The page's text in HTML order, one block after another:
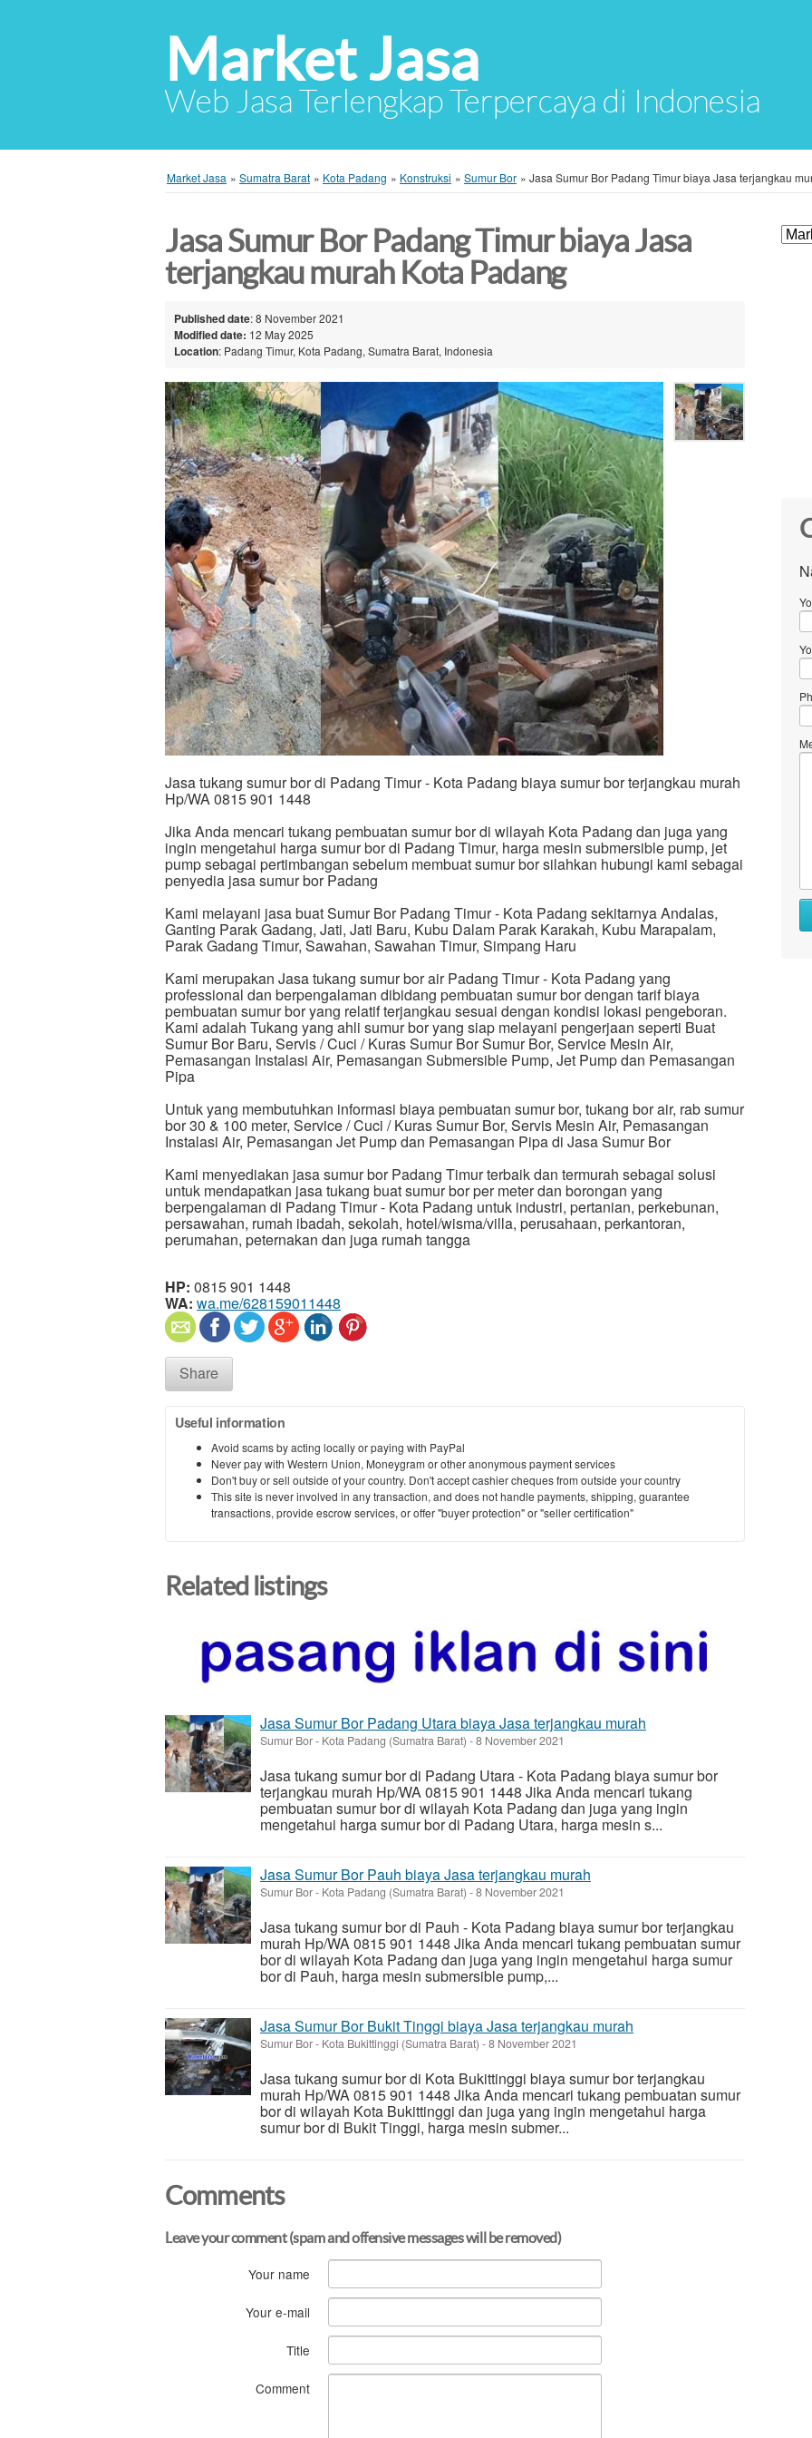
Market Jasa
Web Jasa Terlengkap Terpercaya di Indonesia
Market Jasa » Sumatra Barat » Kota Padang » Konstruksi » Sumur Bor » Jasa Sumur Bor Padang Timur biaya Jasa terjangkau
Jasa Sumur Bor Padang Timur biaya Jasa
terjangkau murah Kota Padang
Published date: 8 November 2021
Modified date: 12 May 2025
Location: Padang Timur, Kota Padang, Sumatra Barat, Indonesia
Jasa tukang sumur bor di Padang Timur - Kota Padang biaya sumur bor terjangkau murah
Hp/WA 0815 901 1448
Jika Anda mencari tukang pembuatan sumur bor di wilayah Kota Padang dan juga yang
ingin mengetahui harga sumur bor di Padang Timur, harga mesin submersible pump, jet
pump sebagai pertimbangan sebelum membuat sumur bor silahkan hubungi kami sebagai
penyedia jasa sumur bor Padang
Kami melayani jasa buat Sumur Bor Padang Timur - Kota Padang sekitarnya Andalas,
Ganting Parak Gadang, Jati, Jati Baru, Kubu Dalam Parak Karakah, Kubu Marapalam,
Parak Gadang Timur, Sawahan, Sawahan Timur, Simpang Haru
Kami merupakan Jasa tukang sumur bor air Padang Timur - Kota Padang yang
professional dan berpengalaman dibidang pembuatan sumur bor dengan tarif biaya
pembuatan sumur bor yang relatif terjangkau sesuai dengan kondisi lokasi pengeboran.
Kami adalah Tukang yang ahli sumur bor yang siap melayani pengerjaan seperti Buat
Sumur Bor Baru, Servis / Cuci / Kuras Sumur Bor Sumur Bor, Service Mesin Air,
Pemasangan Instalasi Air, Pemasangan Submersible Pump, Jet Pump dan Pemasangan
Pipa
Untuk yang membutuhkan informasi biaya pembuatan sumur bor, tukang bor air, rab sumur
bor 30 & 100 meter, Service / Cuci / Kuras Sumur Bor, Servis Mesin Air, Pemasangan
Instalasi Air, Pemasangan Jet Pump dan Pemasangan Pipa di Jasa Sumur Bor
Kami menyediakan jasa sumur bor Padang Timur terbaik dan termurah sebagai solusi
untuk mendapatkan jasa tukang buat sumur bor per meter dan borongan yang
berpengalaman di Padang Timur - Kota Padang untuk industri, pertanian, perkebunan,
persawahan, rumah ibadah, sekolah, hotel/wisma/villa, perusahaan, perkantoran,
perumahan, peternakan dan juga rumah tangga
HP: 0815 901 1448
WA: wa.me/628159011448
Share
Useful information
Avoid scams by acting locally or paying with PayPal
Never pay with Western Union, Moneygram or other anonymous payment services
Don't buy or sell outside of your country. Don't accept cashier cheques from outside your country
This site is never involved in any transaction, and does not handle payments, shipping, guarantee
transactions, provide escrow services, or offer "buyer protection" or "seller certification"
Related listings
Jasa Sumur Bor Padang Utara biaya Jasa terjangkau murah
Sumur Bor- Kota Padang (Sumatra Barat) -8 November 2021
Jasa tukang sumur bor di Padang Utara - Kota Padang biaya sumur bor
terjangkau murah Hp/WA 0815 901 1448 Jika Anda mencari tukang
pembuatan sumur bor di wilayah Kota Padang dan juga yang ingin
mengetahui harga sumur bor di Padang Utara, harga mesin s...
Jasa Sumur Bor Pauh biaya Jasa terjangkau murah
Sumur Bor- Kota Padang (Sumatra Barat) -8 November 2021
Jasa tukang sumur bor di Pauh - Kota Padang biaya sumur bor terjangkau
murah Hp/WA 0815 901 1448 Jika Anda mencari tukang pembuatan sumur
bor di wilayah Kota Padang dan juga yang ingin mengetahui harga sumur
bor di Pauh, harga mesin submersible pump,...
Jasa Sumur Bor Bukit Tinggi biaya Jasa terjangkau murah
Sumur Bor- Kota Bukittinggi (Sumatra Barat) -8 November 2021
Jasa tukang sumur bor di Kota Bukittinggi biaya sumur bor terjangkau
murah Hp/WA 0815 901 1448 Jika Anda mencari tukang pembuatan sumur
bor di wilayah Kota Bukittinggi dan juga yang ingin mengetahui harga
sumur bor di Bukit Tinggi, harga mesin submer...
Comments
Leave your comment (spam and offensive messages will be removed)
Your name
Your e-mail
Title
Comment